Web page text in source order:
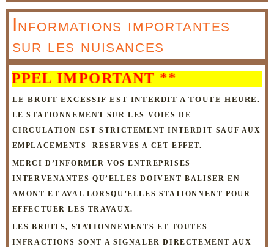
Informations importantes
sur les nuisances
IMPORTANT **
LE BRUIT EXCESSIF EST INTERDIT A TOUTE HEURE.
LE STATIONNEMENT SUR LES VOIES DE
CIRCULATION EST STRICTEMENT INTERDIT SAUF AUX
EMPLACEMENTS RESERVES A CET EFFET.
MERCI D’INFORMER VOS ENTREPRISES
INTERVENANTES QU’ELLES DOIVENT BALISER EN
AMONT ET AVAL LORSQU’ELLES STATIONNENT POUR
EFFECTUER LES TRAVAUX.
LES BRUITS, STATIONNEMENTS ET TOUTES
INFRACTIONS SONT A SIGNALER DIRECTEMENT AUX